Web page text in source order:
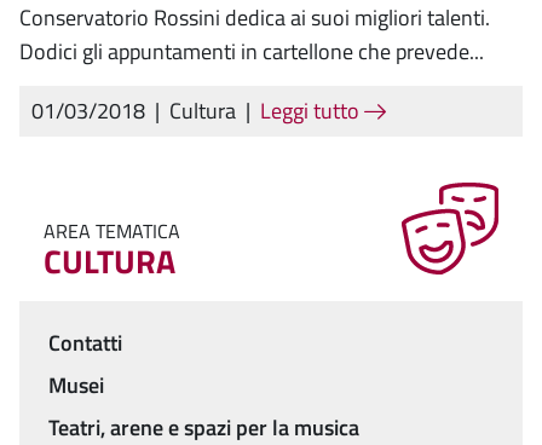
Conservatorio Rossini dedica ai suoi migliori talenti.
Dodici gli appuntamenti in cartellone che prevede...
01/03/2018 | Cultura | Leggi tutto
AREA TEMATICA
CULTURA
Menu
Contatti
Musei
Teatri, arene e spazi per la musica